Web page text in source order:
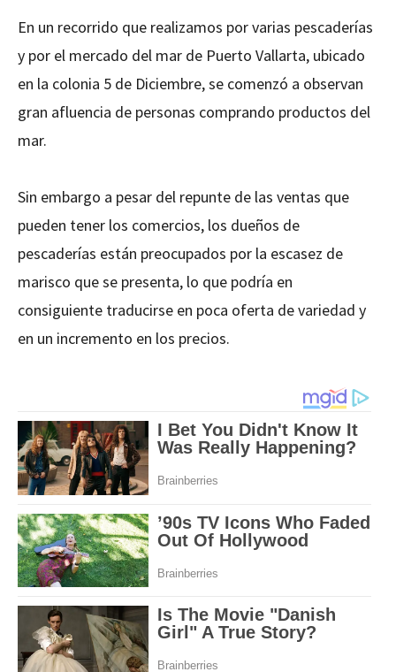
En un recorrido que realizamos por varias pescaderías
y por el mercado del mar de Puerto Vallarta, ubicado
en la colonia 5 de Diciembre, se comenzó a observan
gran afluencia de personas comprando productos del
mar.
Sin embargo a pesar del repunte de las ventas que
pueden tener los comercios, los dueños de
pescaderías están preocupados por la escasez de
marisco que se presenta, lo que podría en
consiguiente traducirse en poca oferta de variedad y
en un incremento en los precios.